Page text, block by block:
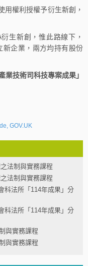
用權利授權予衍生新創，
生新創，惟此路線下，
新企業，兩方均持有股份
業技術司科技專案成果」
GOV.UK
法制與實務課程
法制與實務課程
科法所「114年成果」分
科法所「114年成果」分
與實務課程
與實務課程